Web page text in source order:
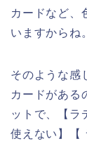
カードなど、
いますからね。
そのような感
カードがある
ットで、【
使えない】